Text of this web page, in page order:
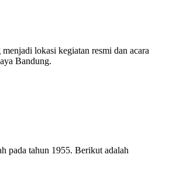
lokasi kegiatan resmi dan acara
Bandung.
pada tahun 1955. Berikut adalah